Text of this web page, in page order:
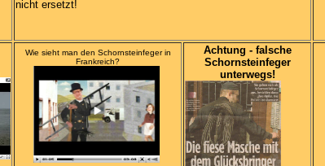
nicht ersetzt!
Wie sieht man den Schornsteinfeger in
Frankreich?
Achtung - falsche
Schornsteinfeger
unterwegs!